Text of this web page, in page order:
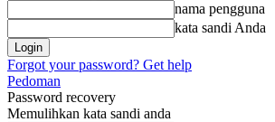
nama pengguna
kata sandi Anda
Forgot your password? Get help
Pedoman
Password recovery
Memulihkan kata sandi anda